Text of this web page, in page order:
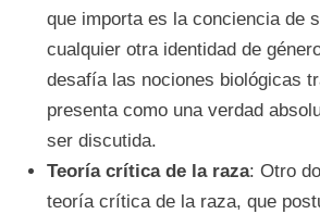
que importa es la conciencia de
cualquier otra identidad de
desafía las nociones biológicas
presenta como una verdad
ser discutida.
Teoría crítica de la raza: Otro
teoría crítica de la raza, que